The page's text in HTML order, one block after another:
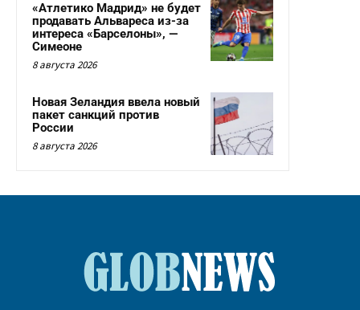
«Атлетико Мадрид» не будет
продавать Альвареса из-за
интереса «Барселоны», —
Симеоне
8 августа 2026
Новая Зеландия ввела новый
пакет санкций против
России
8 августа 2026